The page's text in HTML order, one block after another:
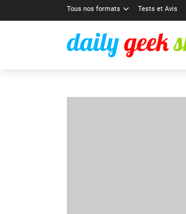
Tous nos formats Tests et Avis